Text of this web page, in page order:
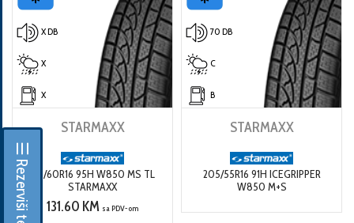
☰ Rezerviši termin
X DB
X
X
STARMAXX
215/60R16 95H W850 MS TL
STARMAXX
131.60 KM sa PDV-om
70 DB
C
B
STARMAXX
205/55R16 91H ICEGRIPPER
W850 M+S